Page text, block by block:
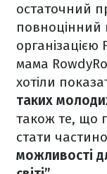
остаточний
повноцінний
організацією
мама
хотіли
таких
також те, що
стати
можливості